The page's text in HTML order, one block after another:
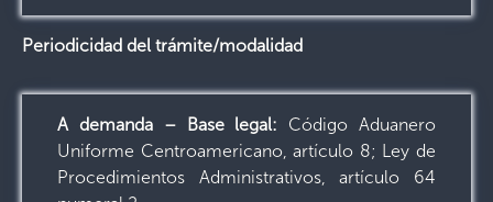
Periodicidad del trámite/modalidad
A demanda – Base legal: Código Aduanero
Uniforme Centroamericano, artículo 8; Ley de
Procedimientos Administrativos, artículo 64